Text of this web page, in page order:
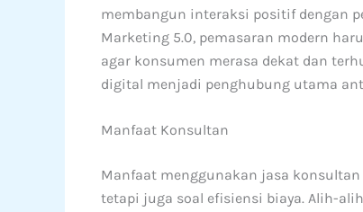
membangun interaksi positif dengan
Marketing 5.0, pemasaran modern
agar konsumen merasa dekat dan
digital menjadi penghubung utama
Manfaat Konsultan
Manfaat menggunakan jasa
tetapi juga soal efisiensi biaya. Alih-